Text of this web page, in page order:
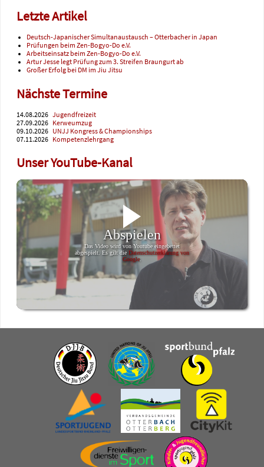
Letzte Artikel
Deutsch-Japanischer Simultanaustausch – Otterbacher in Japan
Prüfungen beim Zen-Bogyo-Do e.V.
Arbeitseinsatz beim Zen-Bogyo-Do e.V.
Artur Jesse legt Prüfung zum 3. Streifen Braungurt ab
Großer Erfolg bei DM im Jiu Jitsu
Nächste Termine
14.08.2026 Jugendfreizeit
27.09.2026 Kerweumzug
09.10.2026 UNJJ Kongress & Championships
07.11.2026 Kompetenzlehrgang
Unser YouTube-Kanal